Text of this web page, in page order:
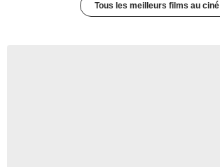
Tous les meilleurs films au ciné